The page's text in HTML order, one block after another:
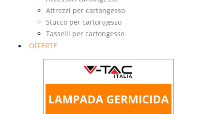
Attrezzi per cartongesso
Stucco per cartongesso
Tasselli per cartongesso
OFFERTE